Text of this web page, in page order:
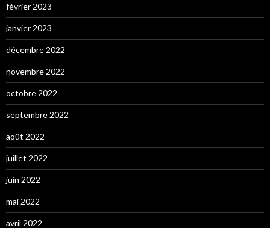
février 2023
janvier 2023
décembre 2022
novembre 2022
octobre 2022
septembre 2022
août 2022
juillet 2022
juin 2022
mai 2022
avril 2022